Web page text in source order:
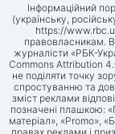
Інформаційний
(українську,
https://
правовласникам.
журналісти «РБК-
Commons Attribution
не поділяти точку
спростуванню та
зміст реклами
позначені плашкою:
матеріал», «Promo»,